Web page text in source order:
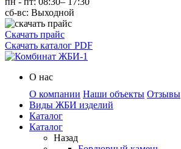
сб-вс: Выходной
Скачать прайс
Скачать каталог PDF
О нас
О компании Наши объекты Отзывы
Виды ЖБИ изделий
Каталог
Каталог
Назад